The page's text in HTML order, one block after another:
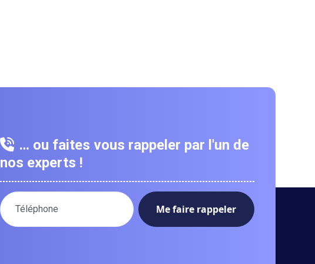
… ou faites vous rappeler par l'un de
nos experts !
Votre numéro de téléphone :